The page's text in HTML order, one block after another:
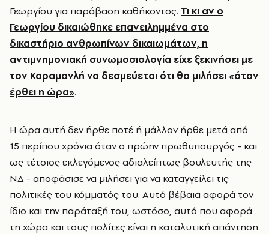
Γεωργίου για παράβαση καθήκοντος. Τι κι αν ο
Γεωργίου δικαιώθηκε επανειλημμένα στο
δικαστήριο ανθρωπίνων δικαιωμάτων, η
αντιμνημονιακή συνωμοσιολογία είχε ξεκινήσει με
τον Καραμανλή να δεσμεύεται ότι θα μιλήσει «όταν
έρθει η ώρα».
Η ώρα αυτή δεν ήρθε ποτέ ή μάλλον ήρθε μετά από
15 περίπου χρόνια όταν ο πρώην πρωθυπουργός - και
ως τέτοιος εκλεγόμενος αδιαλείπτως βουλευτής της
ΝΔ - αποφάσισε να μιλήσει για να καταγγείλει τις
πολιτικές του κόμματός του. Αυτό βέβαια αφορά τον
ίδιο και την παράταξή του, ωστόσο, αυτό που αφορά
τη χώρα και τους πολίτες είναι η καταλυτική απάντηση